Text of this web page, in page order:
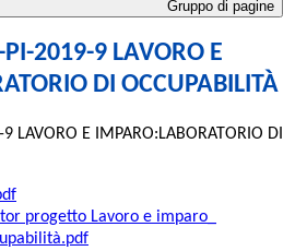
Gruppo di pagine
2019-9 LAVORO E
DI OCCUPABILITÀ
LAVORO E IMPARO:LABORATORIO DI
progetto Lavoro e imparo_